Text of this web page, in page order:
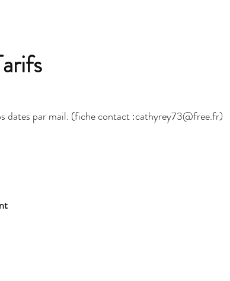
dates par mail. (fiche contact :cathyrey73@free.fr)